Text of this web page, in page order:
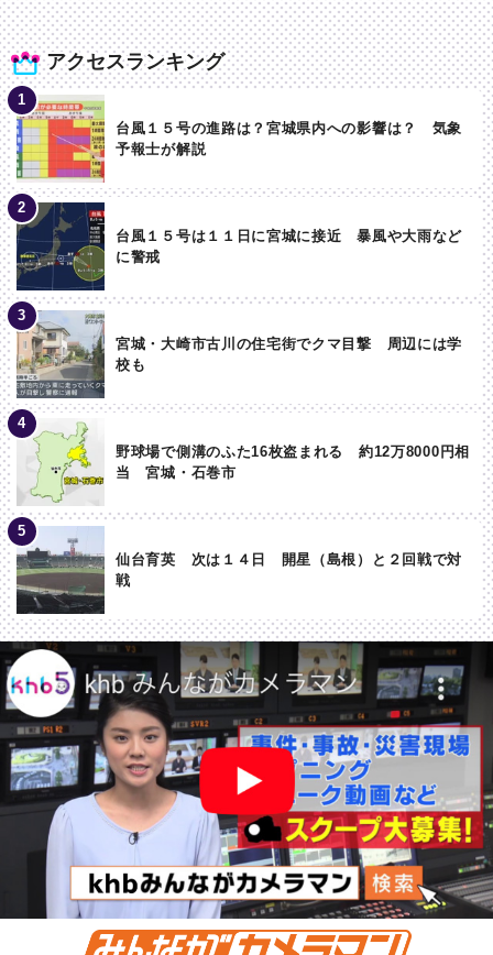
アクセスランキング
台風１５号の進路は？宮城県内への影響は？ 気象
予報士が解説
台風１５号は１１日に宮城に接近 暴風や大雨など
に警戒
宮城・大崎市古川の住宅街でクマ目撃 周辺には学
校も
野球場で側溝のふた16枚盗まれる 約12万8000円相
当 宮城・石巻市
仙台育英 次は１４日 開星（島根）と２回戦で対
戦